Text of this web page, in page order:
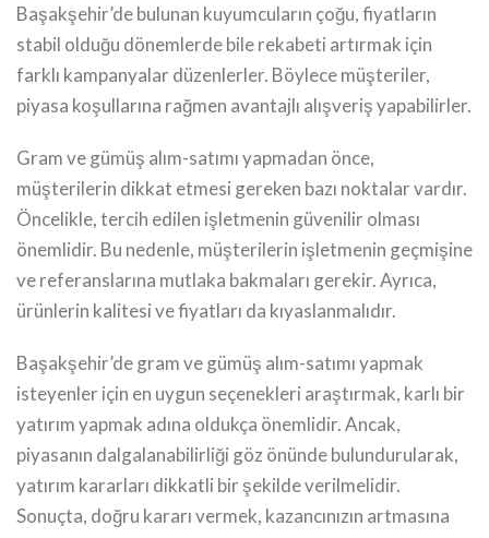
Başakşehir’de bulunan kuyumcuların çoğu, fiyatların
stabil olduğu dönemlerde bile rekabeti artırmak için
farklı kampanyalar düzenlerler. Böylece müşteriler,
piyasa koşullarına rağmen avantajlı alışveriş yapabilirler.
Gram ve gümüş alım-satımı yapmadan önce,
müşterilerin dikkat etmesi gereken bazı noktalar vardır.
Öncelikle, tercih edilen işletmenin güvenilir olması
önemlidir. Bu nedenle, müşterilerin işletmenin geçmişine
ve referanslarına mutlaka bakmaları gerekir. Ayrıca,
ürünlerin kalitesi ve fiyatları da kıyaslanmalıdır.
Başakşehir’de gram ve gümüş alım-satımı yapmak
isteyenler için en uygun seçenekleri araştırmak, karlı bir
yatırım yapmak adına oldukça önemlidir. Ancak,
piyasanın dalgalanabilirliği göz önünde bulundurularak,
yatırım kararları dikkatli bir şekilde verilmelidir.
Sonuçta, doğru kararı vermek, kazancınızın artmasına